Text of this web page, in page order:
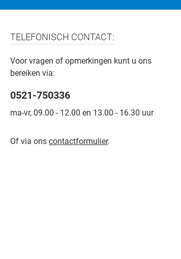
TELEFONISCH CONTACT:
Voor vragen of opmerkingen kunt u ons
bereiken via:
0521-750336
ma-vr, 09.00 - 12.00 en 13.00 - 16.30 uur
Of via ons contactformulier.